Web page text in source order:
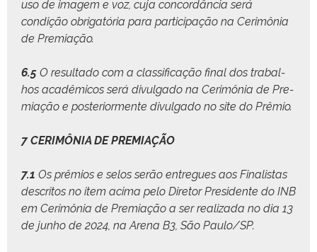
uso de imagem e voz, cuja con­cordân­cia será
condição obri­gatória para par­tic­i­pação na Cer­imô­nia
de Premiação.
6.5 O resul­ta­do com a clas­si­fi­cação final dos tra­bal­
hos acadêmi­cos será divul­ga­do na Cer­imô­nia de Pre­
mi­ação e pos­te­ri­or­mente divul­ga­do no site do Prêmio.
7 CERIMÔNIA DE PREMIAÇÃO
7.1 Os prêmios e selos serão entregues aos Final­is­tas
descritos no item aci­ma pelo Dire­tor Pres­i­dente do INB
em Cer­imô­nia de Pre­mi­ação a ser real­iza­da no dia 13
de jun­ho de 2024, na Are­na B3, São Paulo/SP.